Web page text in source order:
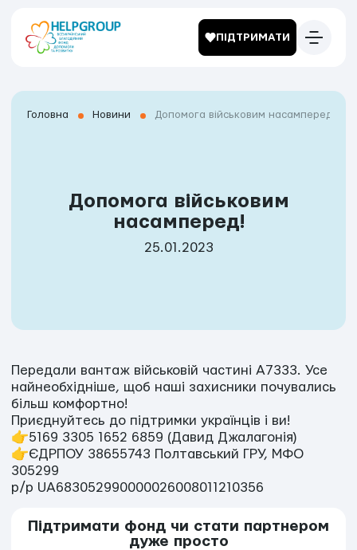
ПІДТРИМАТИ
Головна Новини Допомога військовим насамперед!
Допомога військовим
насамперед!
25.01.2023
Передали вантаж військовій частині А7333. Усе
найнеобхідніше, щоб наші захисники почувались
більш комфортно!
Приєднуйтесь до підтримки українців і ви!
👉5169 3305 1652 6859 (Давид Джалагонія)
👉ЄДРПОУ 38655743 Полтавський ГРУ, МФО
305299
р/р UA683052990000026008011210356
Підтримати фонд чи стати партнером
дуже просто